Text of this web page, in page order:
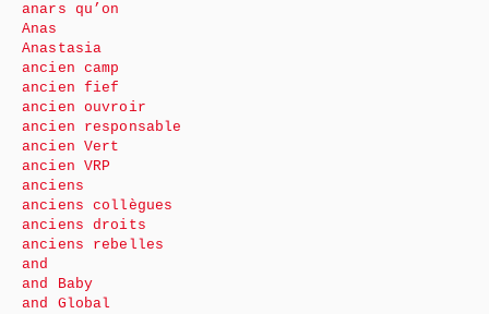
anars qu’on
Anas
Anastasia
ancien camp
ancien fief
ancien ouvroir
ancien responsable
ancien Vert
ancien VRP
anciens
anciens collègues
anciens droits
anciens rebelles
and
and Baby
and Global